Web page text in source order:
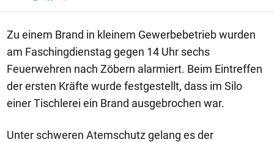
Zu einem Brand in kleinem Gewerbebetrieb wurden
am Faschingdienstag gegen 14 Uhr sechs
Feuerwehren nach Zöbern alarmiert. Beim Eintreffen
der ersten Kräfte wurde festgestellt, dass im Silo
einer Tischlerei ein Brand ausgebrochen war.
Unter schweren Atemschutz gelang es der